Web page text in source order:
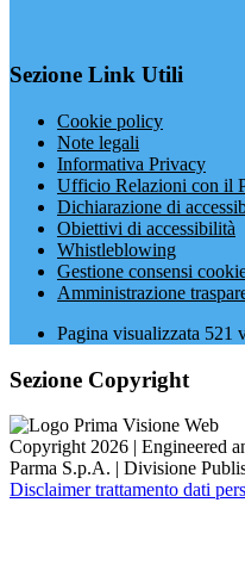
Sezione Link Utili
Cookie policy
Note legali
Informativa Privacy
Ufficio Relazioni con il
Dichiarazione di
Obiettivi di accessibilità
Whistleblowing
Gestione consensi
Amministrazione
Pagina visualizzata 521
Sezione Copyright
Copyright 2026 | Engineered
Parma S.p.A. | Divisione
Disclaimer trattamento dati